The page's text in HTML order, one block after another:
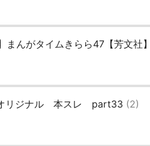
まんがタイムきらら47【芳文社】
リジナル 本スレ part33 (2)